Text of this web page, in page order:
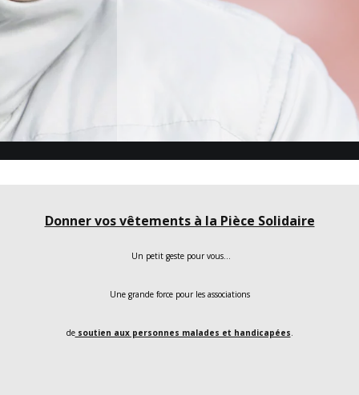
Donner vos vêtements à la Pièce Solidaire
Un petit geste pour vous…
Une grande force pour les associations
desoutien aux personnes malades et handicapées.